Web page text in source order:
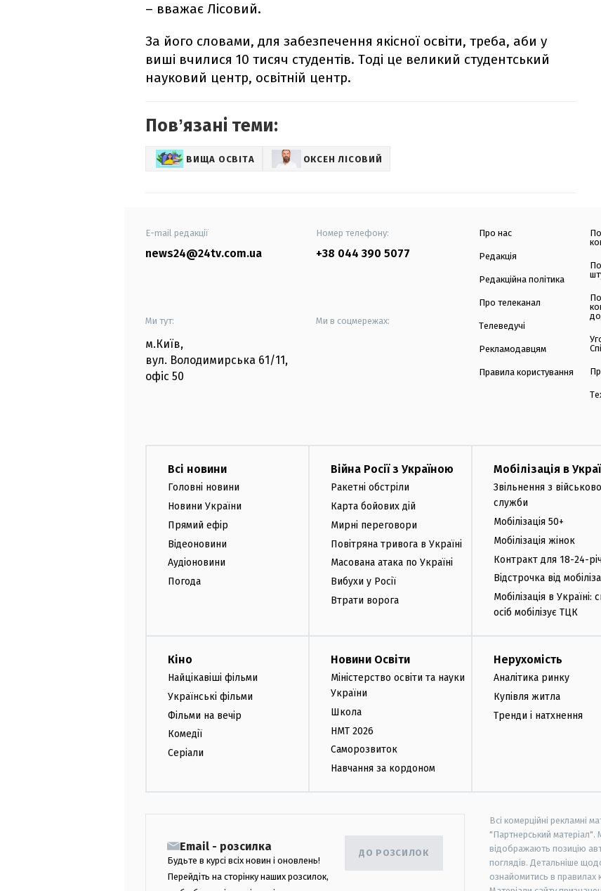
– вважає Лісовий.
За його словами, для забезпечення якісної освіти, треба, аби у
виші вчилися 10 тисяч студентів. Тоді це великий студентський
науковий центр, освітній центр.
Повʼязані теми:
ВИЩА ОСВІТА ОКСЕН ЛІСОВИЙ
E-mail редакції
news24@24tv.com.ua
Номер телефону:
+38 044 390 5077
Ми тут:
м.Київ,
вул. Володимирська 61/11,
офіс 50
Ми в соцмережах:
Про нас
Редакція
Редакційна політика
Про телеканал
Телеведучі
Рекламодавцям
Правила користування
Всі новини
Головні новини
Новини України
Прямий ефір
Відеоновини
Аудіоновини
Погода
Війна Росії з Україною
Ракетні обстріли
Карта бойових дій
Мирні переговори
Повітряна тривога в Україні
Масована атака по Україні
Вибухи у Росії
Втрати ворога
Мобілізація в
Звільнення з
служби
Мобілізація 50+
Мобілізація жінок
Контракт для 18-24-
Відстрочка від
Мобілізація в Україні:
осіб мобілізує ТЦК
Кіно
Найцікавіші фільми
Українські фільми
Фільми на вечір
Комедії
Серіали
Новини Освіти
Міністерство освіти та науки
України
Школа
НМТ 2026
Саморозвиток
Навчання за кордоном
Нерухомість
Аналітика ринку
Купівля житла
Тренди і натхнення
Email - розсилка
Будьте в курсі всіх новин і оновлень!
Перейдіть на сторінку наших розсилок,
ДО РОЗСИЛОК
Всі комерційні рекламні
"Партнерський матеріал".
відображають позицію
поглядів. Детальніше
ознайомитись в правилах